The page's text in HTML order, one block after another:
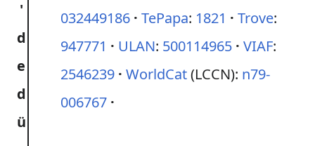
032449186 TePapa: 1821 Trove:
947771
ULAN: 500114965 VIAF:
2546239 WorldCat(LCCN): n79-
006767